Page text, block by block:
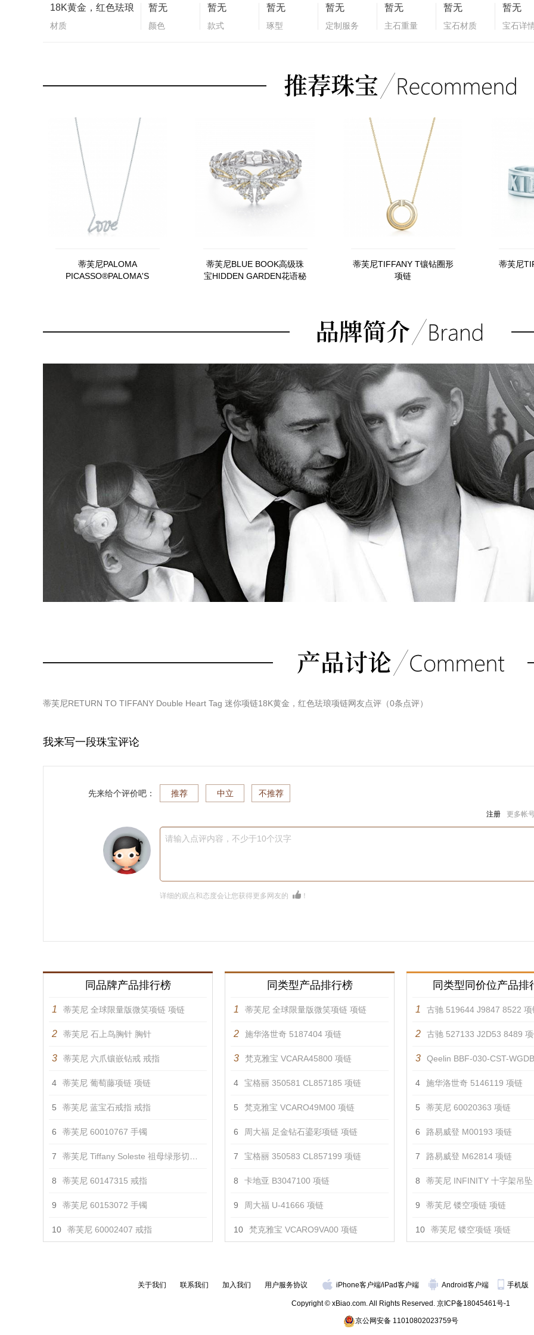
18K黄金，红色珐琅
材质
暂无
颜色
暂无
款式
暂无
琢型
暂无
定制服务
暂无
主石重量
暂无
宝石材质
暂无
宝石详
蒂芙尼PALOMA
PICASSO®PALOMA'S
蒂芙尼BLUE BOOK高级珠
宝HIDDEN GARDEN花语秘
蒂芙尼TIFFANY T镶钻圈形
项链
蒂芙尼
蒂芙尼RETURN TO TIFFANY Double Heart Tag 迷你项链18K黄金，红色珐琅项链网友点评（0条点评）
我来写一段珠宝评论
先来给个评价吧： 推荐 中立 不推荐
注册 更多帐
请输入点评内容，不少于10个汉字
详细的观点和态度会让您获得更多网友的 ！
同品牌产品排行榜
1 蒂芙尼 全球限量版微笑项链 项链
2 蒂芙尼 石上鸟胸针 胸针
3 蒂芙尼 六爪镶嵌钻戒 戒指
4 蒂芙尼 葡萄藤项链 项链
5 蒂芙尼 蓝宝石戒指 戒指
6 蒂芙尼 60010767 手镯
7 蒂芙尼 Tiffany Soleste 祖母绿形切割钻戒 戒指
8 蒂芙尼 60147315 戒指
9 蒂芙尼 60153072 手镯
10 蒂芙尼 60002407 戒指
同类型产品排行榜
1 蒂芙尼 全球限量版微笑项链 项链
2 施华洛世奇 5187404 项链
3 梵克雅宝 VCARA45800 项链
4 宝格丽 350581 CL857185 项链
5 梵克雅宝 VCARO49M00 项链
6 周大福 足金钻石鎏彩项链 项链
7 宝格丽 350583 CL857199 项链
8 卡地亚 B3047100 项链
9 周大福 U-41666 项链
10 梵克雅宝 VCARO9VA00 项链
同类型同价位产品排
1 古驰 519644 J9847 8522 项
2 古驰 527133 J2D53 8489
3 Qeelin BBF-030-CST-
4 施华洛世奇 5146119 项链
5 蒂芙尼 60020363 项链
6 路易威登 M00193 项链
7 路易威登 M62814 项链
8 蒂芙尼 INFINITY 十字架吊
9 蒂芙尼 镂空项链 项链
10 蒂芙尼 镂空项链 项链
关于我们 联系我们 加入我们 用户服务协议 iPhone客户端/iPad客户端 Android客户端 手机版
Copyright © xBiao.com. All Rights Reserved. 京ICP备18045461号-1
京公网安备 11010802023759号